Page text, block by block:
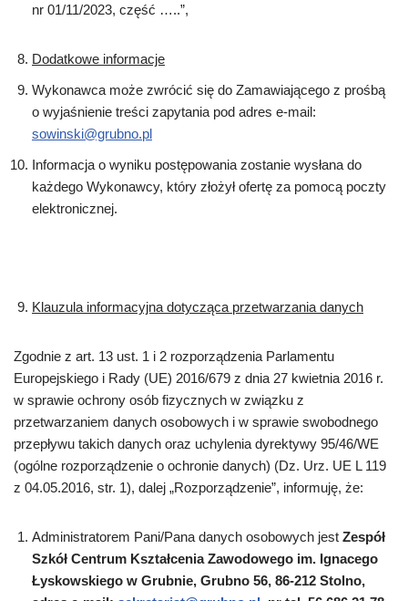
nr 01/11/2023, część …..”,
Dodatkowe informacje
Wykonawca może zwrócić się do Zamawiającego z prośbą
o wyjaśnienie treści zapytania pod adres e-mail:
sowinski@grubno.pl
Informacja o wyniku postępowania zostanie wysłana do
każdego Wykonawcy, który złożył ofertę za pomocą poczty
elektronicznej.
Klauzula informacyjna dotycząca przetwarzania danych
Zgodnie z art. 13 ust. 1 i 2 rozporządzenia Parlamentu
Europejskiego i Rady (UE) 2016/679 z dnia 27 kwietnia 2016 r.
w sprawie ochrony osób fizycznych w związku z
przetwarzaniem danych osobowych i w sprawie swobodnego
przepływu takich danych oraz uchylenia dyrektywy 95/46/WE
(ogólne rozporządzenie o ochronie danych) (Dz. Urz. UE L 119
z 04.05.2016, str. 1), dalej „Rozporządzenie”, informuję, że:
Administratorem Pani/Pana danych osobowych jest Zespół
Szkół Centrum Kształcenia Zawodowego im. Ignacego
Łyskowskiego w Grubnie, Grubno 56, 86-212 Stolno,